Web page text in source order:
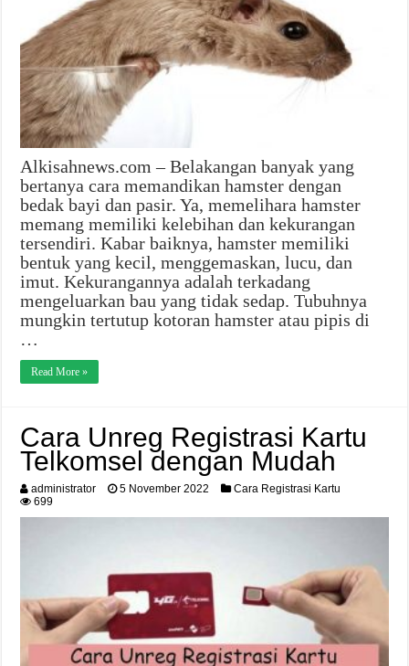
Alkisahnews.com – Belakangan banyak yang
bertanya cara memandikan hamster dengan
bedak bayi dan pasir. Ya, memelihara hamster
memang memiliki kelebihan dan kekurangan
tersendiri. Kabar baiknya, hamster memiliki
bentuk yang kecil, menggemaskan, lucu, dan
imut. Kekurangannya adalah terkadang
mengeluarkan bau yang tidak sedap. Tubuhnya
mungkin tertutup kotoran hamster atau pipis di
…
Read More »
Cara Unreg Registrasi Kartu
Telkomsel dengan Mudah
administrator 5 November 2022
Cara Registrasi Kartu
699